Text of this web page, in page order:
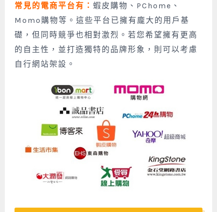
常見的電商平台有： 蝦皮購物、PChome、
Momo購物等。這些平台已擁有龐大的用戶基
礎，但同時競爭也相對激烈。若您希望擁有更高
的自主性，並打造獨特的品牌形象，則可以考慮
自行網站架設。